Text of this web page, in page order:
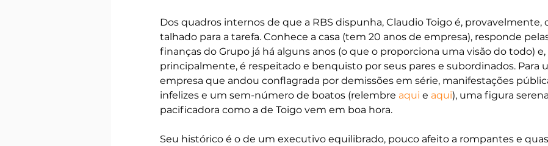
Dos quadros internos de que a RBS dispunha, Claudio Toigo é, provavelmente,
talhado para a tarefa. Conhece a casa (tem 20 anos de empresa), responde
finanças do Grupo já há alguns anos (o que o proporciona uma visão do todo) e,
principalmente, é respeitado e benquisto por seus pares e subordinados. Para
empresa que andou conflagrada por demissões em série, manifestações
infelizes e um sem-número de boatos (relembre aqui e aqui), uma figura
pacificadora como a de Toigo vem em boa hora.
Seu histórico é o de um executivo equilibrado, pouco afeito a rompantes e